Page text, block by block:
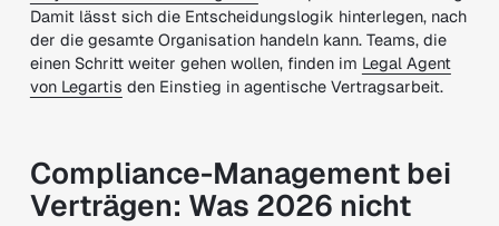
Damit lässt sich die Entscheidungslogik hinterlegen, nach
der die gesamte Organisation handeln kann. Teams, die
einen Schritt weiter gehen wollen, finden im Legal Agent
von Legartis den Einstieg in agentische Vertragsarbeit.
Compliance-Management bei
Verträgen: Was 2026 nicht